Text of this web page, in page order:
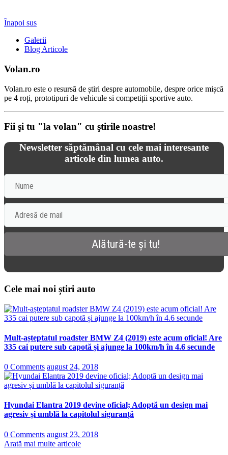
Înapoi sus
Galerii
Blog Articole
Volan.ro
Volan.ro este o resursă de știri despre automobile, despre orice mișcă
pe 4 roți, prototipuri de vehicule si competiții sportive auto.
Fii şi tu "la volan" cu ştirile noastre!
Newsletter săptămânal cu cele mai interesante
articole din lumea auto.
Cele mai noi știri auto
Mult-așteptatul roadster BMW Z4 (2019) este acum oficial! Are
335 cai putere sub capotă și ajunge la 100km/h în 4.6 secunde
0 Comments august 24, 2018
Hyundai Elantra 2019 devine oficial; Adoptă un design mai
agresiv și umblă la capitolul siguranță
0 Comments august 23, 2018
Arată mai multe articole